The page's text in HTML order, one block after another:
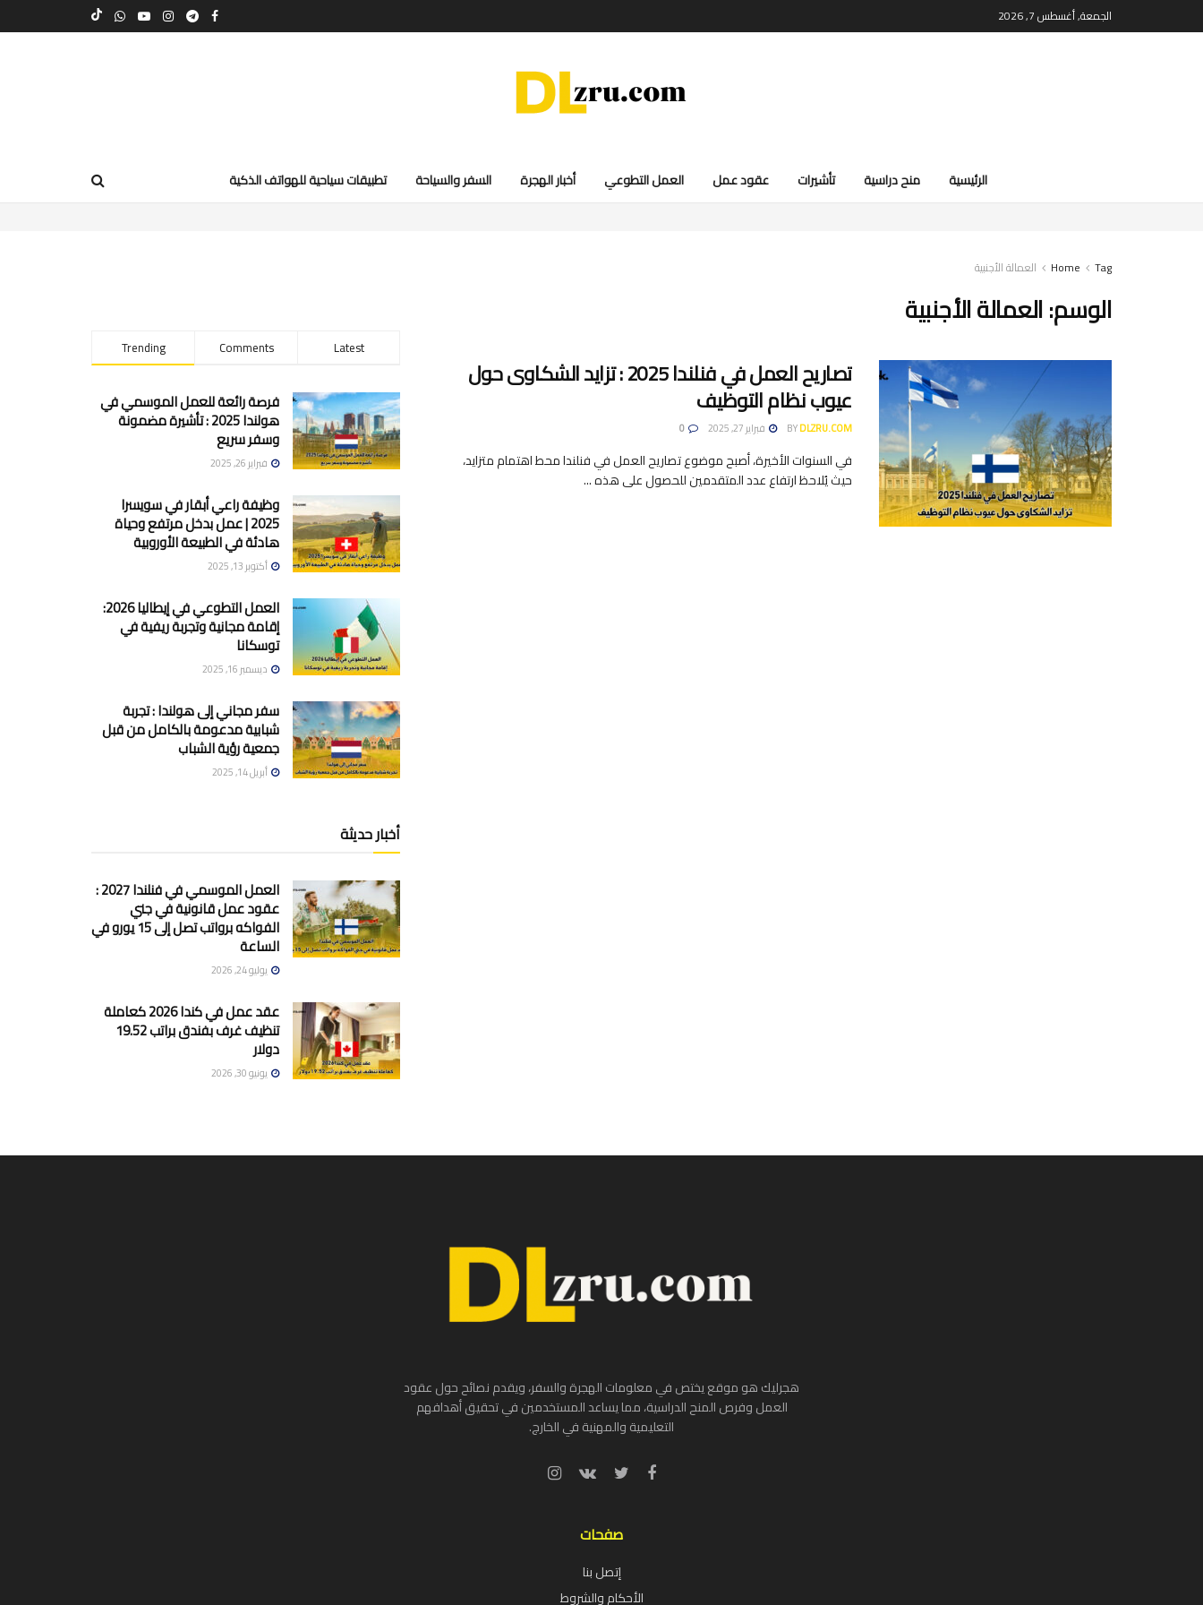
الجمعة, أغسطس 7, 2026
الرئيسية منح دراسية تأشيرات عقود عمل العمل التطوعي أخبار الهجرة السفر والسياحة تطبيقات سياحية للهواتف الذكية
Home Tag العمالة الأجنبية
الوسم:العمالة الأجنبية
تصاريح العمل في فنلندا 2025 : تزايد الشكاوى حول
عيوب نظام التوظيف
BYDLZRU.COM فبراير 27, 2025
في السنوات الأخيرة، أصبح موضوع تصاريح العمل في فنلندا محط اهتمام متزايد،
حيث يُلاحظ ارتفاع عدد المتقدمين للحصول على هذه ...
Trending Comments Latest
فرصة رائعة للعمل الموسمي في
هولندا 2025 : تأشيرة مضمونة
وسفر سريع
فبراير 26, 2025
وظيفة راعي أبقار في سويسرا
2025 | عمل بدخل مرتفع وحياة
هادئة في الطبيعة الأوروبية
أكتوبر 13, 2025
العمل التطوعي في إيطاليا 2026:
إقامة مجانية وتجربة ريفية في
توسكانا
ديسمبر 16, 2025
سفر مجاني إلى هولندا : تجربة
شبابية مدعومة بالكامل من قبل
جمعية رؤية الشباب
أبريل 14, 2025
أخبار حديثة
العمل الموسمي في فنلندا 2027 :
عقود عمل قانونية في جني
الفواكه برواتب تصل إلى 15 يورو في
الساعة
يوليو 24, 2026
عقد عمل في كندا 2026 كعاملة
تنظيف غرف بفندق براتب 19.52
دولار
يونيو 30, 2026
هجرليك هو موقع يختص في معلومات الهجرة والسفر، ويقدم نصائح حول عقود
العمل وفرص المنح الدراسية، مما يساعد المستخدمين في تحقيق أهدافهم
التعليمية والمهنية في الخارج.
صفحات
إتصل بنا
الأحكام والشروط